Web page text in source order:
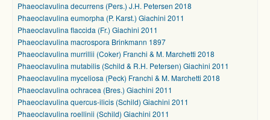
Phaeoclavulina decurrens (Pers.) J.H. Petersen 2018
Phaeoclavulina eumorpha (P. Karst.) Giachini 2011
Phaeoclavulina flaccida (Fr.) Giachini 2011
Phaeoclavulina macrospora Brinkmann 1897
Phaeoclavulina murrillii (Coker) Franchi & M. Marchetti 2018
Phaeoclavulina mutabilis (Schild & R.H. Petersen) Giachini 2011
Phaeoclavulina myceliosa (Peck) Franchi & M. Marchetti 2018
Phaeoclavulina ochracea (Bres.) Giachini 2011
Phaeoclavulina quercus-ilicis (Schild) Giachini 2011
Phaeoclavulina roellinii (Schild) Giachini 2011